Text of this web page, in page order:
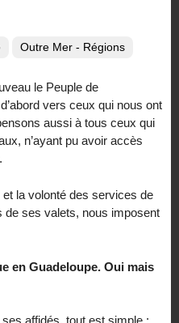
Outre Mer - Régions
le Peuple de
vers ceux qui nous ont
aussi à tous ceux qui
n’ayant pu avoir accès
et la volonté des services de
de ses valets, nous imposent
en Guadeloupe. Oui mais